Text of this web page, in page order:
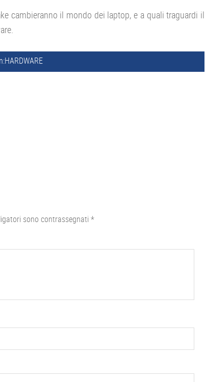
cambieranno il mondo dei laptop, e a quali traguardi il
HARDWARE
sono contrassegnati *